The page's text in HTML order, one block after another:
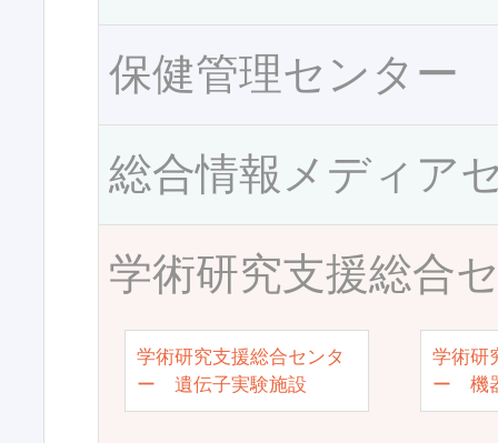
保健管理センター
総合情報メディア
学術研究支援総合
学術研究支援総合センタ
ー 遺伝子実験施設
学術研
ー 機